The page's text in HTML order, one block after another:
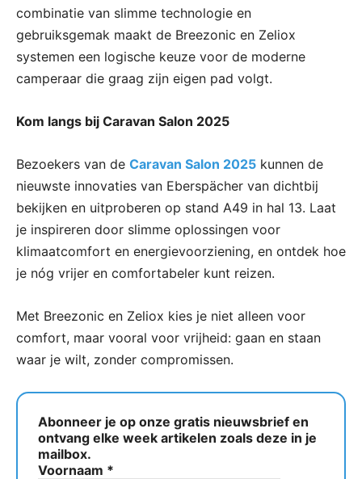
combinatie van slimme technologie en
gebruiksgemak maakt de Breezonic en Zeliox
systemen een logische keuze voor de moderne
camperaar die graag zijn eigen pad volgt.
Kom langs bij Caravan Salon 2025
Bezoekers van de Caravan Salon 2025 kunnen de
nieuwste innovaties van Eberspächer van dichtbij
bekijken en uitproberen op stand A49 in hal 13. Laat
je inspireren door slimme oplossingen voor
klimaatcomfort en energievoorziening, en ontdek hoe
je nóg vrijer en comfortabeler kunt reizen.
Met Breezonic en Zeliox kies je niet alleen voor
comfort, maar vooral voor vrijheid: gaan en staan
waar je wilt, zonder compromissen.
Abonneer je op onze gratis nieuwsbrief en
ontvang elke week artikelen zoals deze in je
mailbox.
Voornaam *